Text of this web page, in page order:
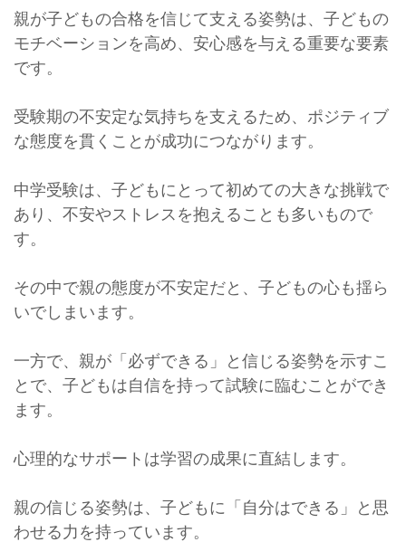
親が子どもの合格を信じて支える姿勢は、子どもの
モチベーションを高め、安心感を与える重要な要素
です。
受験期の不安定な気持ちを支えるため、ポジティブ
な態度を貫くことが成功につながります。
中学受験は、子どもにとって初めての大きな挑戦で
あり、不安やストレスを抱えることも多いもので
す。
その中で親の態度が不安定だと、子どもの心も揺ら
いでしまいます。
一方で、親が「必ずできる」と信じる姿勢を示すこ
とで、子どもは自信を持って試験に臨むことができ
ます。
心理的なサポートは学習の成果に直結します。
親の信じる姿勢は、子どもに「自分はできる」と思
わせる力を持っています。